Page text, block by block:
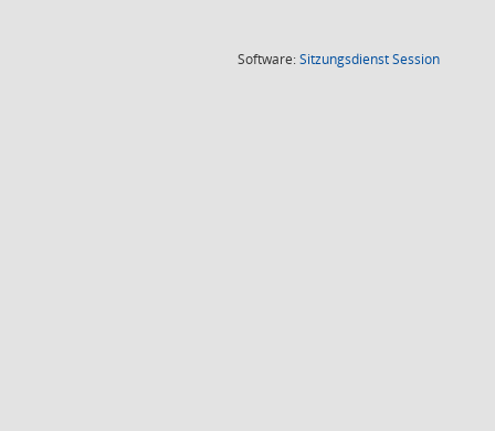
Software:SitzungsdienstSession(Wird in